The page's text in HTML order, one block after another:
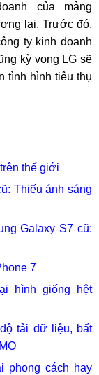
của mảng
lai. Trước đó,
ty kinh doanh
kỳ vọng LG sẽ
tình hình tiêu thụ
thế giới
Thiếu ánh sáng
Galaxy S7 cũ:
7
hình giống hệt
tải dữ liệu, bất
phong cách hay